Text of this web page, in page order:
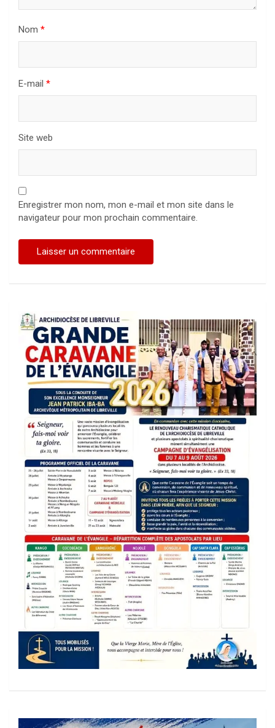
Nom *
E-mail *
Site web
Enregistrer mon nom, mon e-mail et mon site dans le
navigateur pour mon prochain commentaire.